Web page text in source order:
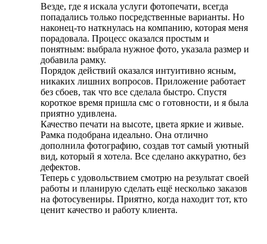
Везде, где я искала услуги фотопечати, всегда
попадались только посредственные варианты. Но
наконец-то наткнулась на компанию, которая меня
порадовала. Процесс оказался простым и
понятным: выбрала нужное фото, указала размер и
добавила рамку.
Порядок действий оказался интуитивно ясным,
никаких лишних вопросов. Приложение работает
без сбоев, так что все сделала быстро. Спустя
короткое время пришла смс о готовности, и я была
приятно удивлена.
Качество печати на высоте, цвета яркие и живые.
Рамка подобрана идеально. Она отлично
дополнила фотографию, создав тот самый уютный
вид, который я хотела. Все сделано аккуратно, без
дефектов.
Теперь с удовольствием смотрю на результат своей
работы и планирую сделать ещё несколько заказов
на фотосувениры. Приятно, когда находит тот, кто
ценит качество и работу клиента.